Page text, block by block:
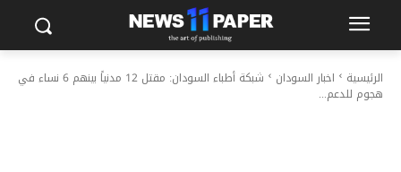
الرئيسية اخبار السودان
شبكة أطباء السودان: مقتل 12 مدنياً بينهم 6 نساء في
هجوم للدعم...